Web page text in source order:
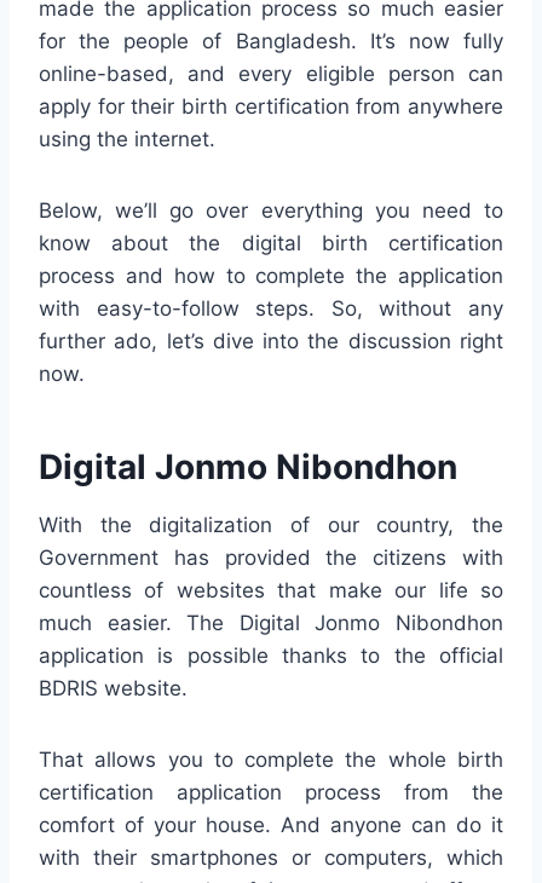
made the application process so much easier
for the people of Bangladesh. It’s now fully
online-based, and every eligible person can
apply for their birth certification from anywhere
using the internet.
Below, we’ll go over everything you need to
know about the digital birth certification
process and how to complete the application
with easy-to-follow steps. So, without any
further ado, let’s dive into the discussion right
now.
Digital Jonmo Nibondhon
With the digitalization of our country, the
Government has provided the citizens with
countless of websites that make our life so
much easier. The Digital Jonmo Nibondhon
application is possible thanks to the official
BDRIS website.
That allows you to complete the whole birth
certification application process from the
comfort of your house. And anyone can do it
with their smartphones or computers, which